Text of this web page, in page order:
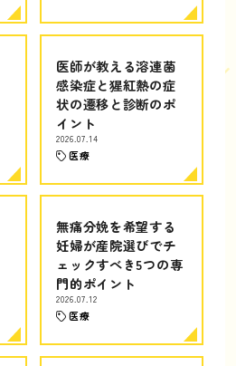
医師が教える溶連菌
感染症と猩紅熱の症
状の遷移と診断のポ
イント
2026.07.14
医療
無痛分娩を希望する
妊婦が産院選びでチ
ェックすべき5つの専
門的ポイント
2026.07.12
医療